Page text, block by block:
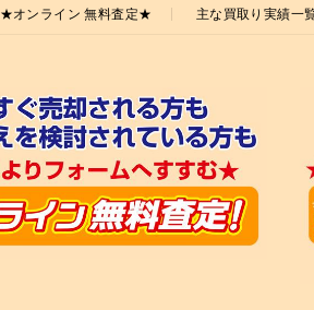
★オンライン 無料査定★ 主な買取り実績一